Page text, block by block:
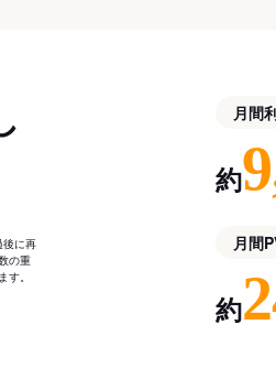
後に再
の重
。
月間
約
月間
約